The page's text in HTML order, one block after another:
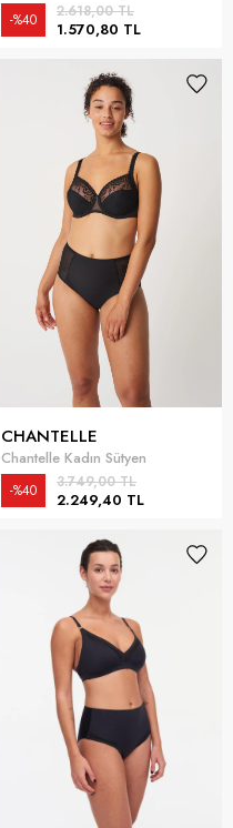
1.570,80 TL
2.618,00 TL
%40
CHANTELLE
Chantelle Kadın Sütyen
2.249,40 TL
3.749,00 TL
%40